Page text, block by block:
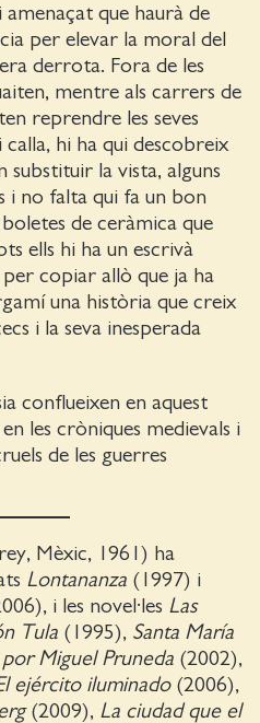
que haurà de
per elevar la moral del
derrota. Fora de les
mentre als carrers de
reprendre les seves
calla, hi ha qui descobreix
substituir la vista, alguns
i no falta qui fa un bon
de ceràmica que
ells hi ha un escrivà
copiar allò que ja ha
una història que creix
i la seva inesperada
conflueixen en aquest
les cròniques medievals i
de les guerres
Mèxic, 1961) ha
Lontananza (1997) i
i les novel·les Las
Tula (1995), Santa María
Miguel Pruneda (2002),
ejército iluminado(2006),
(2009), La ciudad que el